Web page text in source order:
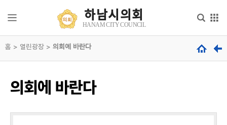
시
city
council
의
하남시의회
HANAM CITY COUNCIL
홈 > 열린광장 > 의회에 바란다
의회에 바란다